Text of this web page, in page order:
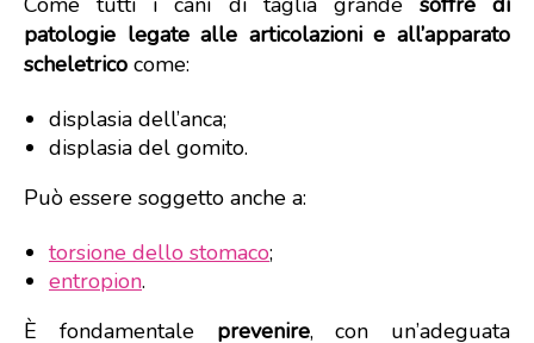
patologie legate alle articolazioni e all’apparato
scheletrico come:
displasia dell’anca;
displasia del gomito.
Può essere soggetto anche a:
torsione dello stomaco;
entropion.
È fondamentale prevenire, con un’adeguata